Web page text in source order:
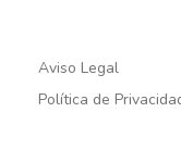
Aviso Legal
Política de